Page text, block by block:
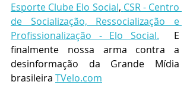
Esporte Clube Elo Social, CSR - Centro
de Socialização, Ressocialização e
Profissionalização - Elo Social.
  E
finalmente nossa arma contra a
desinformação da Grande Mídia
brasileira TVelo.com